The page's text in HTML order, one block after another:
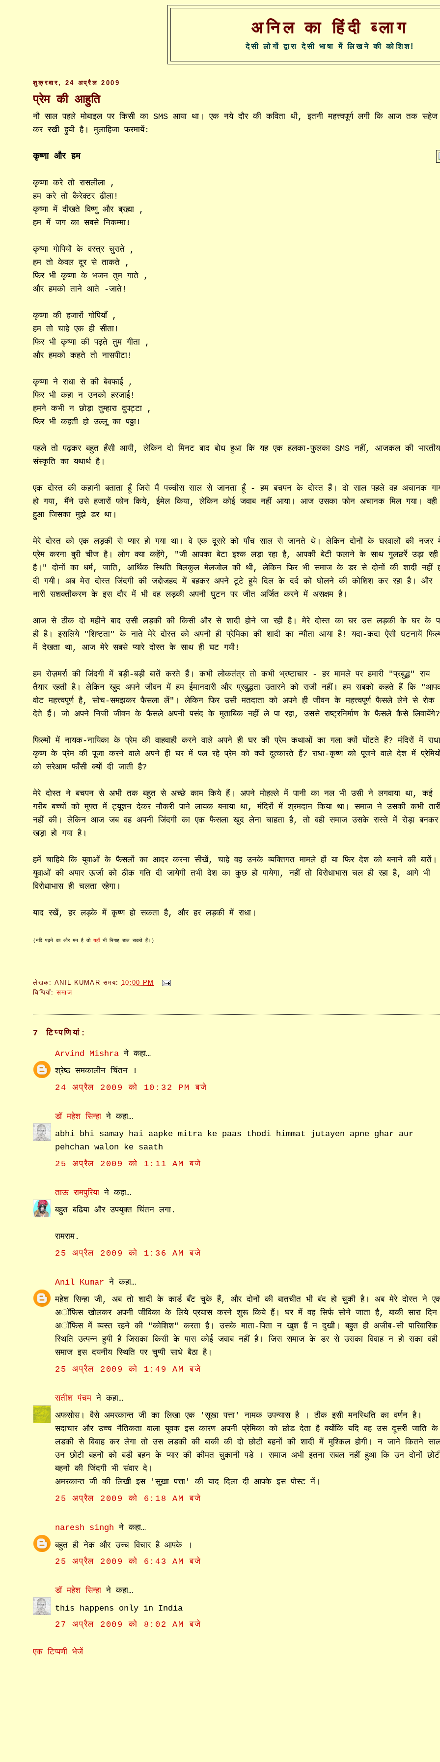
अनिल का हिंदी ब्लाग
देसी लोगों द्वारा देसी भाषा में लिखने की कोशिश!
शुक्रवार, 24 अप्रैल 2009
प्रेम की आहुति
नौ साल पहले मोबाइल पर किसी का SMS आया था। एक नये दौर की कविता थी, इतनी महत्त्वपूर्ण लगी कि आज तक सहेज
कर रखी हुयी है। मुलाहिजा फरमायें:
कृष्णा और हम
कृष्णा करे तो रासलीला ,
हम करे तो कैरेक्टर ढीला!
कृष्णा में दीखते विष्णु और ब्रह्मा ,
हम में जग का सबसे निकम्मा!
कृष्णा गोपियों के वस्त्र चुराते ,
हम तो केवल दूर से ताकते ,
फिर भी कृष्णा के भजन तुम गाते ,
और हमको ताने आते -जाते!
कृष्णा की हजारों गोपियाँ ,
हम तो चाहे एक ही सीता!
फिर भी कृष्णा की पढ़ते तुम गीता ,
और हमको कहते तो नासपीटा!
कृष्णा ने राधा से की बेवफाई ,
फिर भी कहा न उनको हरजाई!
हमने कभी न छोड़ा तुम्हारा दुपट्टा ,
फिर भी कहती हो उल्लू का पठ्ठा!
पहले तो पढ़कर बहुत हँसी आयी, लेकिन दो मिनट बाद बोध हुआ कि यह एक हलका-फुलका SMS नहीं, आजकल की भारतीय
संस्कृति का यथार्थ है।
एक दोस्त की कहानी बताता हूँ जिसे मैं पच्चीस साल से जानता हूँ - हम बचपन के दोस्त हैं। दो साल पहले वह अचानक
हो गया, मैंने उसे हजारों फोन किये, ईमेल किया, लेकिन कोई जवाब नहीं आया। आज उसका फोन अचानक मिल गया। वही
हुआ जिसका मुझे डर था।
मेरे दोस्त को एक लड़की से प्यार हो गया था। वे एक दूसरे को पाँच साल से जानते थे। लेकिन दोनों के घरवालों की नजर
प्रेम करना बुरी चीज है। लोग क्या कहेंगे, "जी आपका बेटा इश्क लड़ा रहा है, आपकी बेटी फलाने के साथ गुलछर्रे उड़ा रही
है।" दोनों का धर्म, जाति, आर्थिक स्थिति बिलकुल मेलजोल की थी, लेकिन फिर भी समाज के डर से दोनों की शादी नहीं
दी गयी। अब मेरा दोस्त जिंदगी की जद्दोजहद में बहकर अपने टूटे हुये दिल के दर्द को घोलने की कोशिश कर रहा है। और
नारी सशक्तीकरण के इस दौर में भी वह लड़की अपनी घुटन पर जीत अर्जित करने में असक्षम है।
आज से ठीक दो महीने बाद उसी लड़की की किसी और से शादी होने जा रही है। मेरे दोस्त का घर उस लड़की के घर के
ही है। इसलिये "शिष्टता" के नाते मेरे दोस्त को अपनी ही प्रेमिका की शादी का न्यौता आया है! यदा-कदा ऐसी घटनायें
में देखता था, आज मेरे सबसे प्यारे दोस्त के साथ ही घट गयी!
हम रोज़मर्रा की जिंदगी में बड़ी-बड़ी बातें करते हैं। कभी लोकतंत्र तो कभी भ्रष्टाचार - हर मामले पर हमारी "प्रबुद्ध" राय
तैयार रहती है। लेकिन खुद अपने जीवन में हम ईमानदारी और प्रबुद्धता उतारने को राजी नहीं। हम सबको कहते हैं कि
वोट महत्त्वपूर्ण है, सोच-समझकर फैसला लें"। लेकिन फिर उसी मतदाता को अपने ही जीवन के महत्त्वपूर्ण फैसले लेने से रोक
देते हैं। जो अपने निजी जीवन के फैसले अपनी पसंद के मुताबिक नहीं ले पा रहा, उससे राष्ट्रनिर्माण के फैसले कैसे लिवायेंगे?
फिल्मों में नायक-नायिका के प्रेम की वाहवाही करने वाले अपने ही घर की प्रेम कथाओं का गला क्यों घोंटते हैं? मंदिरों में
कृष्ण के प्रेम की पूजा करने वाले अपने ही घर में पल रहे प्रेम को क्यों दुत्कारते हैं? राधा-कृष्ण को पूजने वाले देश में
को सरेआम फाँसी क्यों दी जाती है?
मेरे दोस्त ने बचपन से अभी तक बहुत से अच्छे काम किये हैं। अपने मोहल्ले में पानी का नल भी उसी ने लगवाया था, कई
गरीब बच्चों को मुफ्त में ट्यूशन देकर नौकरी पाने लायक बनाया था, मंदिरों में श्रमदान किया था। समाज ने उसकी कभी
नहीं की। लेकिन आज जब वह अपनी जिंदगी का एक फैसला खुद लेना चाहता है, तो वही समाज उसके रास्ते में रोड़ा बनकर
खड़ा हो गया है।
हमें चाहिये कि युवाओं के फैसलों का आदर करना सीखें, चाहे वह उनके व्यक्तिगत मामले हों या फिर देश को बनाने की बातें।
युवाओं की अपार ऊर्जा को ठीक गति दी जायेगी तभी देश का कुछ हो पायेगा, नहीं तो विरोधाभास चल ही रहा है, आगे भी
विरोधाभास ही चलता रहेगा।
याद रखें, हर लड़के में कृष्ण हो सकता है, और हर लड़की में राधा।
(यदि पढ़ने का और मन है तोयहाँभी निगाह डाल सकते हैं।)
लेखक: ANIL KUMAR समय: 10:00 PM
चिप्पियाँ:समाज
7 टिप्‍पणियां:
Arvind Mishra ने कहा…
श्रेष्ठ समकालीन चिंतन !
24 अप्रैल 2009 को 10:32 PM बजे
डॉ महेश सिन्हा ने कहा…
abhi bhi samay hai aapke mitra ke paas thodi himmat jutayen apne ghar aur
pehchan walon ke saath
25 अप्रैल 2009 को 1:11 AM बजे
ताऊ रामपुरिया ने कहा…
बहुत बढिया और उपयुक्त चिंतन लगा.
रामराम.
25 अप्रैल 2009 को 1:36 AM बजे
Anil Kumar ने कहा…
महेश सिन्हा जी, अब तो शादी के कार्ड बँट चुके हैं, और दोनों की बातचीत भी बंद हो चुकी है। अब मेरे दोस्त ने
अॉफिस खोलकर अपनी जीविका के लिये प्रयास करने शुरू किये हैं। घर में वह सिर्फ सोने जाता है, बाकी सारा दिन
अॉफिस में व्यस्त रहने की "कोशिश" करता है। उसके माता-पिता न खुश हैं न दुखी। बहुत ही अजीब-सी पारिवारिक
स्थिति उत्पन्न हुयी है जिसका किसी के पास कोई जवाब नहीं है। जिस समाज के डर से उसका विवाह न हो सका वही
समाज इस दयनीय स्थिति पर चुप्पी साधे बैठा है।
25 अप्रैल 2009 को 1:49 AM बजे
सतीश पंचम ने कहा…
अफसोस। वैसे अमरकान्त जी का लिखा एक 'सूखा पत्ता' नामक उपन्यास है । ठीक इसी मनस्थिति का वर्णन है।
सदाचार और उच्च नैतिकता वाला युवक इस कारण अपनी प्रेमिका को छोड देता है क्योंकि यदि वह उस दूसरी जाति के
लडकी से विवाह कर लेगा तो उस लडकी की बाकी की दो छोटी बहनों की शादी में मुश्किल होगी। न जाने कितने
उन छोटी बहनों को बडी बहन के प्यार की कीमत चुकानी पडे । समाज अभी इतना सबल नहीं हुआ कि उन दोनों
बहनों की जिंदगी भी संवार दे।
अमरकान्त जी की लिखी इस 'सूखा पत्ता' की याद दिला दी आपके इस पोस्ट नें।
25 अप्रैल 2009 को 6:18 AM बजे
naresh singh ने कहा…
बहुत ही नेक और उच्च विचार है आपके ।
25 अप्रैल 2009 को 6:43 AM बजे
डॉ महेश सिन्हा ने कहा…
this happens only in India
27 अप्रैल 2009 को 8:02 AM बजे
एक टिप्पणी भेजें